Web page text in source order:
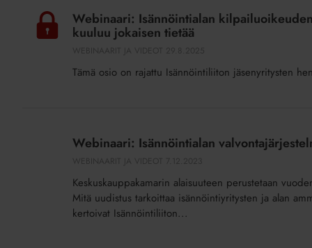
Isännöintialan
kilpailuoikeuden
rikkomuscase:
kilpailulaista
Webinaari: Isännöintialan
kuuluu jokaisen tietää
Tämä osio on rajattu Isännöintiliiton jäsenyritysten
valvontajärjestelmäWebinaari: Isännöintialan
Keskuskauppakamarin alaisuuteen perustetaan
Mitä uudistus tarkoittaa isännöintiyritysten ja alan
kertoivat Isännöintiliiton...